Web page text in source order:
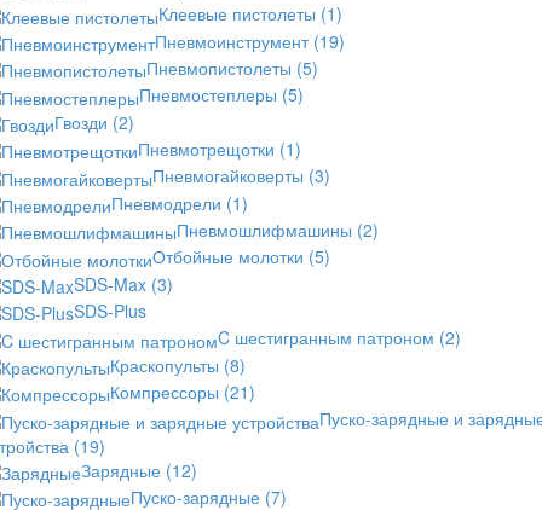
Клеевые пистолеты (1)
Пневмоинструмент (19)
Пневмопистолеты (5)
Пневмостеплеры (5)
Гвозди (2)
Пневмотрещотки (1)
Пневмогайковерты (3)
Пневмодрели (1)
Пневмошлифмашины (2)
Отбойные молотки (5)
SDS-Max (3)
SDS-Plus
C шестигранным патроном (2)
Краскопульты (8)
Компрессоры (21)
Пуско-зарядные и
(19)
Зарядные (12)
Пуско-зарядные (7)